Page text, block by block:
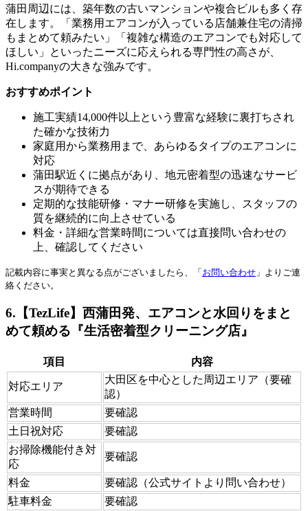
蒲田周辺には、築年数の古いマンションや複合ビルも多く存
在します。「業務用エアコンが入っている店舗兼住宅の清掃
もまとめて頼みたい」「複雑な構造のエアコンでも対応して
ほしい」といったニーズに応えられる専門性の高さが、
Hi.companyの大きな強みです。
おすすめポイント
施工実績14,000件以上という豊富な経験に裏打ちされ
た確かな技術力
家庭用から業務用まで、あらゆるタイプのエアコンに
対応
蒲田駅近くに拠点があり、地元密着型の迅速なサービ
スが期待できる
定期的な技能研修・マナー研修を実施し、スタッフの
質を継続的に向上させている
料金・詳細な営業時間については直接問い合わせの
上、確認してください
記載内容に事実と異なる点がございましたら、「 お問い合わせ 」よりご連
絡ください。
6.【TezLife】西蒲田発、エアコンと水回りをまと
めて頼める『生活密着型クリーニング店』
項目 内容
対応エリア
大田区を中心とした周辺エリア（要確
認）
営業時間
要確認
土日祝対応
要確認
お掃除機能付き対
応
要確認
料金
要確認（公式サイトより問い合わせ）
駐車料金
要確認